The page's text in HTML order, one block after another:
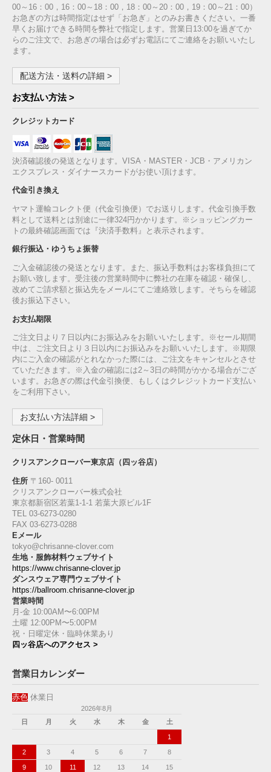
00～16：00，16：00～18：00，18：00～20：00，19：00～21：00）
お急ぎの方は時間指定はせず「お急ぎ」とのみお書きください。一番
早くお届けできる時間を弊社で指定します。営業日13:00を過ぎてか
らのご注文で、お急ぎの場合は必ずお電話にてご連絡をお願いいたし
ます。
配送方法・送料の詳細 >
お支払い方法 >
クレジットカード
決済確認後の発送となります。VISA・MASTER・JCB・アメリカン
エクスプレス・ダイナースカードがお使い頂けます。
代金引き換え
ヤマト運輸コレクト便（代金引換便）でお送りします。代金引換手数
料として送料とは別途に一律324円かかります。※ショッピングカー
トの最終確認画面では『決済手数料』と表示されます。
銀行振込・ゆうちょ振替
ご入金確認後の発送となります。また、振込手数料はお客様負担にて
お願い致します。受注後の営業時間中に弊社の在庫を確認・確保し、
改めてご請求額と振込先をメールにてご連絡致します。そちらを確認
後お振込下さい。
お支払期限
ご注文日より７日以内にお振込みをお願いいたします。※セール期間
中は、ご注文日より３日以内にお振込みをお願いいたします。※期限
内にご入金の確認がとれなかった際には、ご注文をキャンセルとさせ
ていただきます。※入金の確認には2～3日の時間がかかる場合がござ
います。お急ぎの際は代金引換便、もしくはクレジットカード支払い
をご利用下さい。
お支払い方法詳細 >
定休日・営業時間
クリスアンクローバー東京店（四ッ谷店）
住所 〒160‐ 0011
クリスアンクローバー株式会社
東京都新宿区若葉1‐1-1 若葉大原ビル1F
TEL 03-6273-0280
FAX 03-6273-0288
Eメール
tokyo@chrisanne-clover.com
生地・服飾材料ウェブサイト
https://www.chrisanne-clover.jp
ダンスウェア専門ウェブサイト
https://ballroom.chrisanne-clover.jp
営業時間
月-金 10:00AM〜6:00PM
土曜 12:00PM〜5:00PM
祝・日曜定休・臨時休業あり
四ッ谷店へのアクセス >
営業日カレンダー
赤色 休業日
2026年8月
日
月 火 水 木 金 土
1
2 3 4 5 6 7 8
9 10 11 12 13 14 15